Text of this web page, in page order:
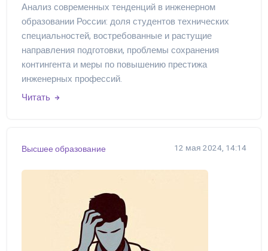
Анализ современных тенденций в инженерном
образовании России: доля студентов технических
специальностей, востребованные и растущие
направления подготовки, проблемы сохранения
контингента и меры по повышению престижа
инженерных профессий.
Читать
Высшее образование 12 мая 2024, 14:14